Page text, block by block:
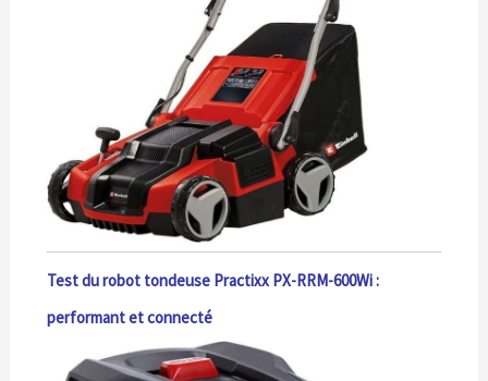
Test du robot tondeuse Practixx PX-RRM-600Wi :
performant et connecté